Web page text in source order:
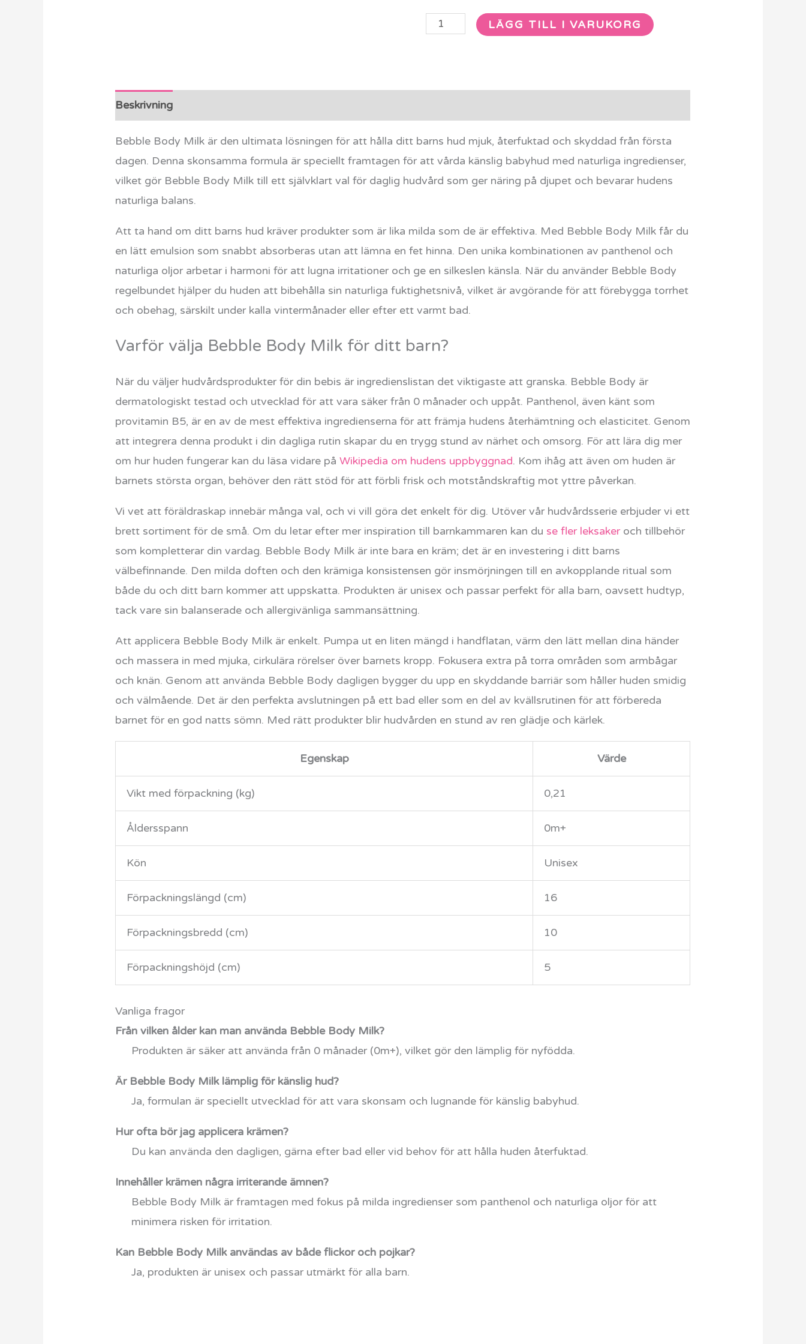
LÄGG TILL I VARUKORG
Beskrivning
Bebble Body Milk är den ultimata lösningen för att hålla ditt barns hud mjuk, återfuktad och skyddad från första
dagen. Denna skonsamma formula är speciellt framtagen för att vårda känslig babyhud med naturliga ingredienser,
vilket gör Bebble Body Milk till ett självklart val för daglig hudvård som ger näring på djupet och bevarar hudens
naturliga balans.
Att ta hand om ditt barns hud kräver produkter som är lika milda som de är effektiva. Med Bebble Body Milk får du
en lätt emulsion som snabbt absorberas utan att lämna en fet hinna. Den unika kombinationen av panthenol och
naturliga oljor arbetar i harmoni för att lugna irritationer och ge en silkeslen känsla. När du använder Bebble Body
regelbundet hjälper du huden att bibehålla sin naturliga fuktighetsnivå, vilket är avgörande för att förebygga torrhet
och obehag, särskilt under kalla vintermånader eller efter ett varmt bad.
Varför välja Bebble Body Milk för ditt barn?
När du väljer hudvårdsprodukter för din bebis är ingredienslistan det viktigaste att granska. Bebble Body är
dermatologiskt testad och utvecklad för att vara säker från 0 månader och uppåt. Panthenol, även känt som
provitamin B5, är en av de mest effektiva ingredienserna för att främja hudens återhämtning och elasticitet. Genom
att integrera denna produkt i din dagliga rutin skapar du en trygg stund av närhet och omsorg. För att lära dig mer
om hur huden fungerar kan du läsa vidare påWikipedia om hudens uppbyggnad. Kom ihåg att även om huden är
barnets största organ, behöver den rätt stöd för att förbli frisk och motståndskraftig mot yttre påverkan.
Vi vet att föräldraskap innebär många val, och vi vill göra det enkelt för dig. Utöver vår hudvårdsserie erbjuder vi ett
brett sortiment för de små. Om du letar efter mer inspiration till barnkammaren kan du se fler leksakeroch tillbehör
som kompletterar din vardag. Bebble Body Milk är inte bara en kräm; det är en investering i ditt barns
välbefinnande. Den milda doften och den krämiga konsistensen gör insmörjningen till en avkopplande ritual som
både du och ditt barn kommer att uppskatta. Produkten är unisex och passar perfekt för alla barn, oavsett hudtyp,
tack vare sin balanserade och allergivänliga sammansättning.
Att applicera Bebble Body Milk är enkelt. Pumpa ut en liten mängd i handflatan, värm den lätt mellan dina händer
och massera in med mjuka, cirkulära rörelser över barnets kropp. Fokusera extra på torra områden som armbågar
och knän. Genom att använda Bebble Body dagligen bygger du upp en skyddande barriär som håller huden smidig
och välmående. Det är den perfekta avslutningen på ett bad eller som en del av kvällsrutinen för att förbereda
barnet för en god natts sömn. Med rätt produkter blir hudvården en stund av ren glädje och kärlek.
Egenskap Värde
Vikt med förpackning (kg) 0,21
Åldersspann 0m+
Kön Unisex
Förpackningslängd (cm) 16
Förpackningsbredd (cm) 10
Förpackningshöjd (cm) 5
Vanliga fragor
Från vilken ålder kan man använda Bebble Body Milk?
Produkten är säker att använda från 0 månader (0m+), vilket gör den lämplig för nyfödda.
Är Bebble Body Milk lämplig för känslig hud?
Ja, formulan är speciellt utvecklad för att vara skonsam och lugnande för känslig babyhud.
Hur ofta bör jag applicera krämen?
Du kan använda den dagligen, gärna efter bad eller vid behov för att hålla huden återfuktad.
Innehåller krämen några irriterande ämnen?
Bebble Body Milk är framtagen med fokus på milda ingredienser som panthenol och naturliga oljor för att
minimera risken för irritation.
Kan Bebble Body Milk användas av både flickor och pojkar?
Ja, produkten är unisex och passar utmärkt för alla barn.